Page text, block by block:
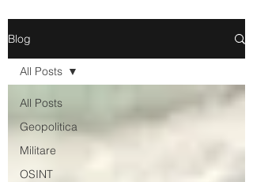
Blog
All Posts
Geopolitica
Militare
OSINT
All Posts